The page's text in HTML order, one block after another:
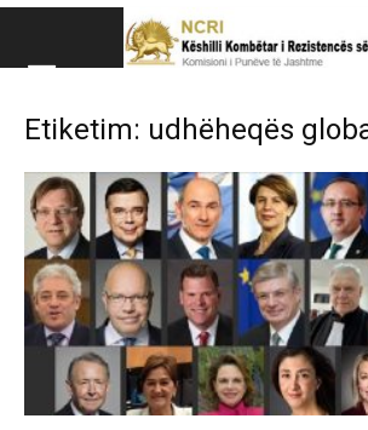
Këshillit
Këshillit Kombëtar të
Etiketim: udhëheqës